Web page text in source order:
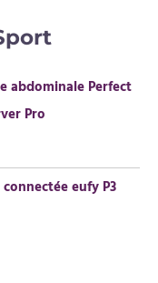
abdominale Perfect
Pro
eufy P3